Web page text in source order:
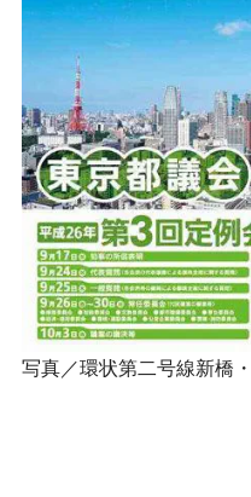
写真／環状第二号線新橋